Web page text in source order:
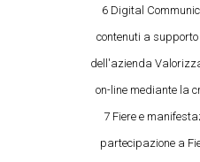
6 Digital
contenuti a
dell'azienda
on-line mediante la
7 Fiere e
partecipazione a